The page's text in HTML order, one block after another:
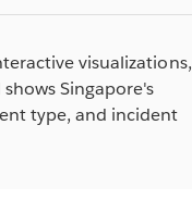
visualizations,
Singapore's
type, and incident